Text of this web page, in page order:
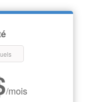
/mois